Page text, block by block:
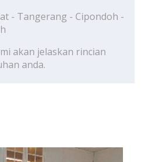
- Tangerang - Cipondoh -
akan jelaskan rincian
anda.